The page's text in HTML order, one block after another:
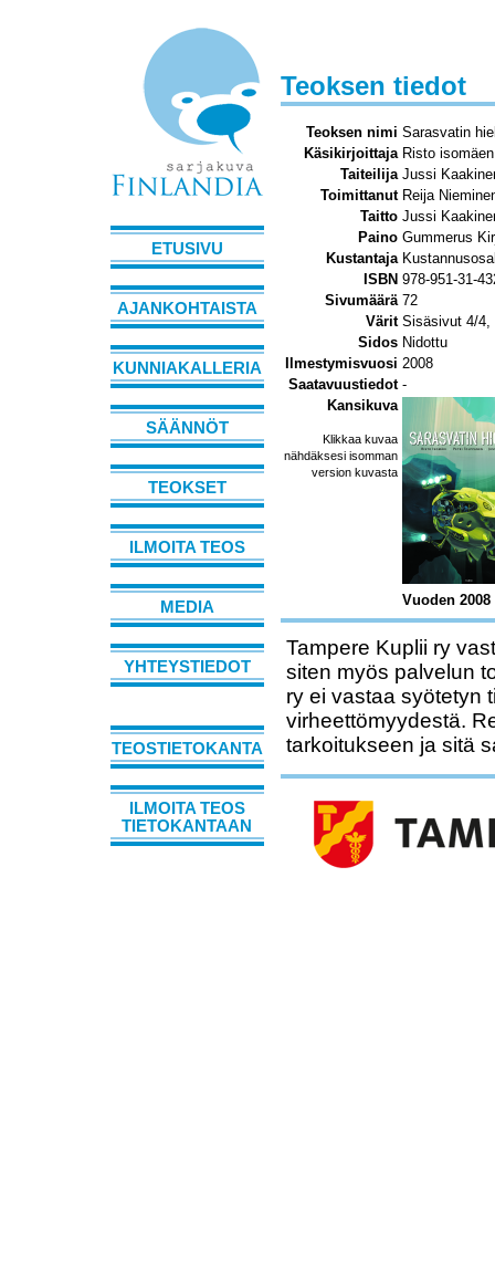
ETUSIVU
AJANKOHTAISTA
KUNNIAKALLERIA
SÄÄNNÖT
TEOKSET
ILMOITA TEOS
MEDIA
YHTEYSTIEDOT
TEOSTIETOKANTA
ILMOITA TEOS
TIETOKANTAAN
Teoksen tiedot
Teoksen nimi Sarasvatin
Käsikirjoittaja Risto
Taiteilija Jussi
Toimittanut Reija
Taitto Jussi
Paino Gummerus
Kustantaja
ISBN 978-951-31-
Sivumäärä 72
Värit Sisäsivut 4/4,
Sidos Nidottu
Ilmestymisvuosi 2008
Saatavuustiedot -
Kansikuva
Klikkaa kuvaa
nähdäksesi isomman
version kuvasta
Vuoden
Tampere Kuplii ry
siten myös palvelun
ry ei vastaa syötetyn
virheettömyydestä.
tarkoitukseen ja sitä